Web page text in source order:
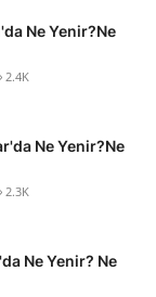
Ne Yenir?Ne
2.4K
Ne Yenir?Ne
2.3K
Ne Yenir? Ne